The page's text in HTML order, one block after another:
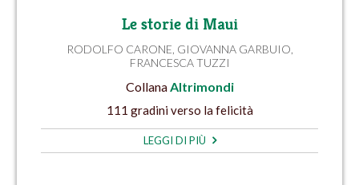
Le storie di Maui
RODOLFO CARONE GIOVANNA GARBUIO
FRANCESCA TUZZI
CollanaAltrimondi
111 gradini verso la felicità
LEGGI DI PIÙ